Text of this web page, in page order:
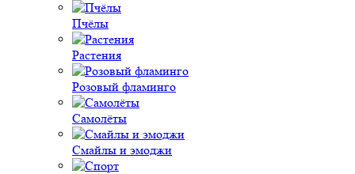
Пчёлы
Растения
Розовый фламинго
Самолёты
Смайлы и эмоджи